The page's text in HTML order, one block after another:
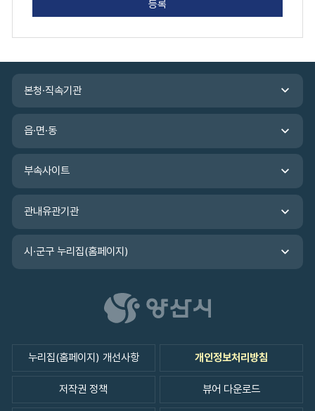
족
력
본청·직속기관
읍·면·동
부속사이트
관내유관기관
시·군구 누리집(홈페이지)
누리집(홈페이지) 개선사항 개인정보처리방침
저작권 정책 뷰어 다운로드